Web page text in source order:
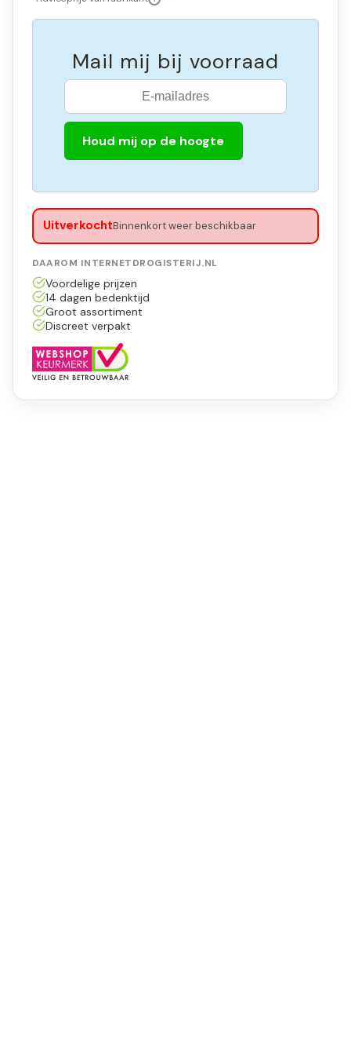
Mail mij bij voorraad
Houd mij op de hoogte
UitverkochtBinnenkort weer beschikbaar
DAAROM INTERNETDROGISTERIJ.NL
Voordelige prijzen
14 dagen bedenktijd
Groot assortiment
Discreet verpakt